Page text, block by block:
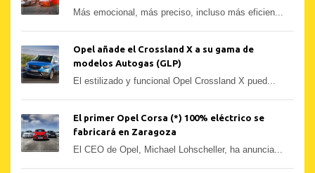
Más emocional, más preciso, incluso más eficien...
Opel añade el Crossland X a su gama de
modelos Autogas (GLP)
El estilizado y funcional Opel Crossland X pued...
El primer Opel Corsa (*) 100% eléctrico se
fabricará en Zaragoza
El CEO de Opel, Michael Lohscheller, ha anuncia...